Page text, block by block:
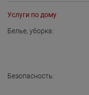
Услуги по дому
Белье, уборка:
Безопасность: